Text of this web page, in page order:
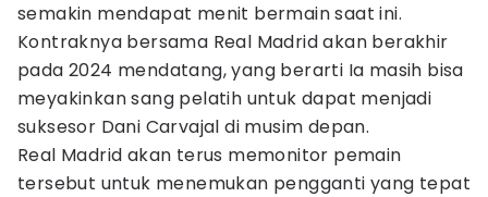
semakin mendapat menit bermain saat ini.
Kontraknya bersama Real Madrid akan berakhir
pada 2024 mendatang, yang berarti Ia masih bisa
meyakinkan sang pelatih untuk dapat menjadi
suksesor Dani Carvajal di musim depan.
Real Madrid akan terus memonitor pemain
tersebut untuk menemukan pengganti yang tepat